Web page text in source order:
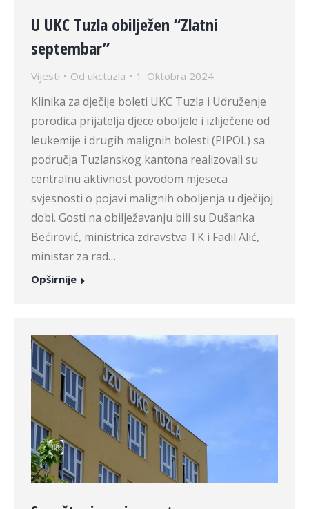
U UKC Tuzla obilježen “Zlatni
septembar”
Vijesti Od ukctuzla 1. Oktobra 2024.
Klinika za dječije boleti UKC Tuzla i Udruženje
porodica prijatelja djece oboljele i izliječene od
leukemije i drugih malignih bolesti (PIPOL) sa
područja Tuzlanskog kantona realizovali su
centralnu aktivnost povodom mjeseca
svjesnosti o pojavi malignih oboljenja u dječijoj
dobi. Gosti na obilježavanju bili su Dušanka
Bećirović, ministrica zdravstva TK i Fadil Alić,
ministar za rad…
Opširnije